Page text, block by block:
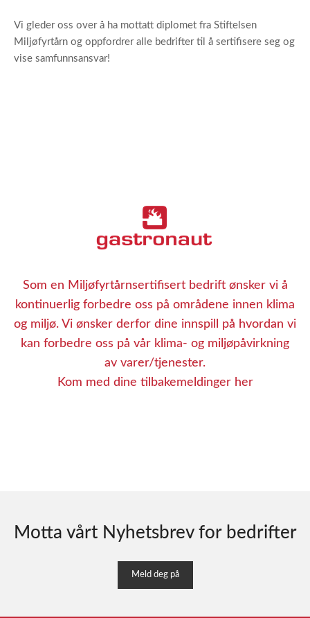
Vi gleder oss over å ha mottatt diplomet fra Stiftelsen
Miljøfyrtårn og oppfordrer alle bedrifter til å sertifisere seg og
vise samfunnsansvar!
Som en Miljøfyrtårnsertifisert bedrift ønsker vi å
kontinuerlig forbedre oss på områdene innen klima
og miljø. Vi ønsker derfor dine innspill på hvordan vi
kan forbedre oss på vår klima- og miljøpåvirkning
av varer/tjenester.
Kom med dine tilbakemeldinger her
Motta vårt Nyhetsbrev for bedrifter
Meld deg på